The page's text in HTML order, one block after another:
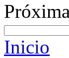
Inicio